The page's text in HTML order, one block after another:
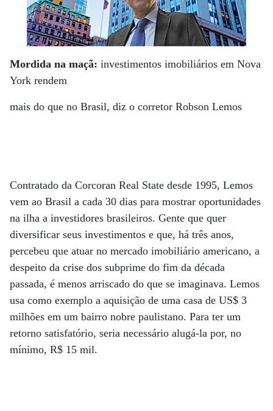
Mordida na maçã: investimentos imobiliários em Nova
York rendem
mais do que no Brasil, diz o corretor Robson Lemos
Contratado da Corcoran Real State desde 1995, Lemos
vem ao Brasil a cada 30 dias para mostrar oportunidades
na ilha a investidores brasileiros. Gente que quer
diversificar seus investimentos e que, há três anos,
percebeu que atuar no mercado imobiliário americano, a
despeito da crise dos subprime do fim da década
passada, é menos arriscado do que se imaginava. Lemos
usa como exemplo a aquisição de uma casa de US$ 3
milhões em um bairro nobre paulistano. Para ter um
retorno satisfatório, seria necessário alugá-la por, no
mínimo, R$ 15 mil.